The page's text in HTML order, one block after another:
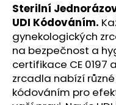
Sterilní
UDI Kódováním.
gynekologických
na bezpečnost a
certifikace CE 0197
zrcadla nabízí
kódováním pro
?